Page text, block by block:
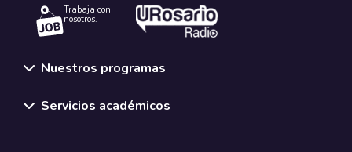
Trabaja con
nosotros.
Nuestros programas
Servicios académicos